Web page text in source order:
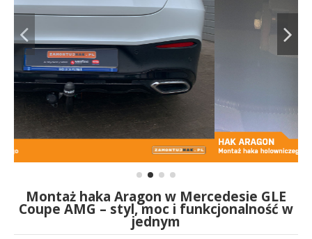
Montaż haka Aragon w Mercedesie GLE
Coupe AMG – styl, moc i funkcjonalność w
jednym